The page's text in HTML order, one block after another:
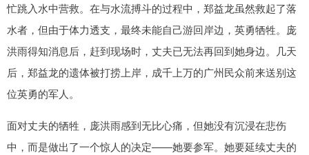
忙跳入水中营救。在与水流搏斗的过程中，郑益龙虽然救起了落
水者，但由于体力透支，最终未能自己游回岸边，英勇牺牲。庞
洪雨得知消息后，赶到现场时，丈夫已无法再回到她身边。几天
后，郑益龙的遗体被打捞上岸，成千上万的广州民众前来送别这
位英勇的军人。
面对丈夫的牺牲，庞洪雨感到无比心痛，但她没有沉浸在悲伤
中，而是做出了一个惊人的决定——她要参军。她要延续丈夫的